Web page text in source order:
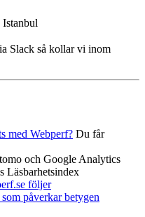
Istanbul
Slack så kollar vi inom
med Webperf? Du får
och Google Analytics
Läsbarhetsindex
följer
påverkar betygen